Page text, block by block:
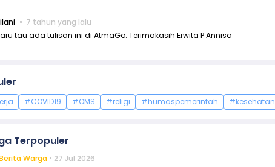
7 tahun yang lalu
tau ada tulisan ini di AtmaGo. Terimakasih Erwita P Annisa
#COVID19 #OMS #religi #humaspemerintah #kesehatan
Terpopuler
Warga • 27 Jul 2026